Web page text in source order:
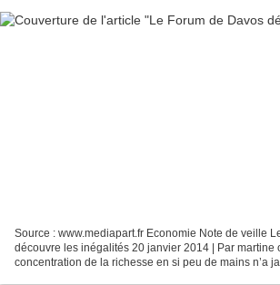
Source : www.mediapart.fr Economie Note de veille
découvre les inégalités 20 janvier 2014 | Par martine
concentration de la richesse en si peu de mains n’a